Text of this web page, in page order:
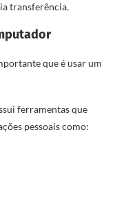
transferência.
que é usar um
ferramentas que
pessoais como: